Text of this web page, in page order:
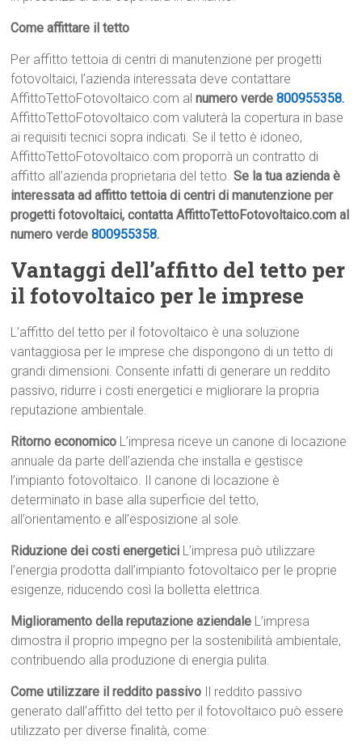
Come affittare il tetto
Per affitto tettoia di centri di manutenzione per progetti
fotovoltaici, l’azienda interessata deve contattare
AffittoTettoFotovoltaico.com alnumero verde800955358.
AffittoTettoFotovoltaico.com valuterà la copertura in base
ai requisiti tecnici sopra indicati. Se il tetto è idoneo,
AffittoTettoFotovoltaico.com proporrà un contratto di
affitto all’azienda proprietaria del tetto.Se la tua azienda è
interessata ad affitto tettoia di centri di manutenzione per
progetti fotovoltaici, contatta AffittoTettoFotovoltaico.com al
numero verde800955358.
Vantaggi dell’affitto del tetto per
il fotovoltaico per le imprese
L’affitto del tetto per il fotovoltaico è una soluzione
vantaggiosa per le imprese che dispongono di un tetto di
grandi dimensioni. Consente infatti di generare un reddito
passivo, ridurre i costi energetici e migliorare la propria
reputazione ambientale.
Ritorno economico L’impresa riceve un canone di locazione
annuale da parte dell’azienda che installa e gestisce
l’impianto fotovoltaico. Il canone di locazione è
determinato in base alla superficie del tetto,
all’orientamento e all’esposizione al sole.
Riduzione dei costi energetici L’impresa può utilizzare
l’energia prodotta dall’impianto fotovoltaico per le proprie
esigenze, riducendo così la bolletta elettrica.
Miglioramento della reputazione aziendale L’impresa
dimostra il proprio impegno per la sostenibilità ambientale,
contribuendo alla produzione di energia pulita.
Come utilizzare il reddito passivo Il reddito passivo
generato dall’affitto del tetto per il fotovoltaico può essere
utilizzato per diverse finalità, come: